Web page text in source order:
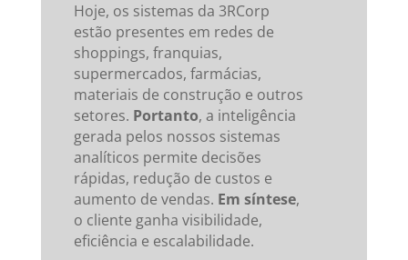
Hoje, os sistemas da 3RCorp
estão presentes em redes de
shoppings, franquias,
supermercados, farmácias,
materiais de construção e outros
setores. Portanto, a inteligência
gerada pelos nossos sistemas
analíticos permite decisões
rápidas, redução de custos e
aumento de vendas. Em síntese,
o cliente ganha visibilidade,
eficiência e escalabilidade.